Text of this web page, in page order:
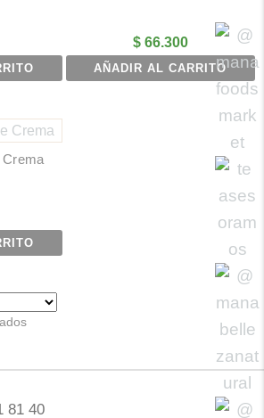
$66.300
AÑADIR AL CARRITO
81 40